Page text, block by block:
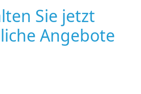
Sie jetzt
Angebote